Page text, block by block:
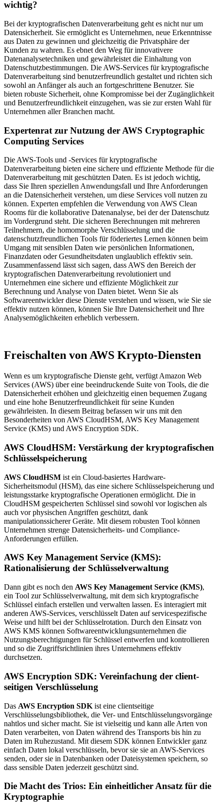
wichtig?
Bei der kryptografischen Datenverarbeitung geht es nicht nur um
Datensicherheit. Sie ermöglicht es Unternehmen, neue Erkenntnisse
aus Daten zu gewinnen und gleichzeitig die Privatsphäre der
Kunden zu wahren. Es ebnet den Weg für innovativere
Datenanalysetechniken und gewährleistet die Einhaltung von
Datenschutzbestimmungen. Die AWS-Services für kryptografische
Datenverarbeitung sind benutzerfreundlich gestaltet und richten sich
sowohl an Anfänger als auch an fortgeschrittene Benutzer. Sie
bieten robuste Sicherheit, ohne Kompromisse bei der Zugänglichkeit
und Benutzerfreundlichkeit einzugehen, was sie zur ersten Wahl für
Unternehmen aller Branchen macht.
Expertenrat zur Nutzung der AWS Cryptographic
Computing Services
Die AWS-Tools und -Services für kryptografische
Datenverarbeitung bieten eine sichere und effiziente Methode für die
Datenverarbeitung mit geschützten Daten. Es ist jedoch wichtig,
dass Sie Ihren speziellen Anwendungsfall und Ihre Anforderungen
an die Datensicherheit verstehen, um diese Services voll nutzen zu
können. Experten empfehlen die Verwendung von AWS Clean
Rooms für die kollaborative Datenanalyse, bei der der Datenschutz
im Vordergrund steht. Die sicheren Berechnungen mit mehreren
Teilnehmern, die homomorphe Verschlüsselung und die
datenschutzfreundlichen Tools für föderiertes Lernen können beim
Umgang mit sensiblen Daten wie persönlichen Informationen,
Finanzdaten oder Gesundheitsdaten unglaublich effektiv sein.
Zusammenfassend lässt sich sagen, dass AWS den Bereich der
kryptografischen Datenverarbeitung revolutioniert und
Unternehmen eine sichere und effiziente Möglichkeit zur
Berechnung und Analyse von Daten bietet. Wenn Sie als
Softwareentwickler diese Dienste verstehen und wissen, wie Sie sie
effektiv nutzen können, können Sie Ihre Datensicherheit und Ihre
Analysemöglichkeiten erheblich verbessern.
Freischalten von AWS Krypto-Diensten
Wenn es um kryptografische Dienste geht, verfügt Amazon Web
Services (AWS) über eine beeindruckende Suite von Tools, die die
Datensicherheit erhöhen und gleichzeitig einen bequemen Zugang
und eine hohe Benutzerfreundlichkeit für seine Kunden
gewährleisten. In diesem Beitrag befassen wir uns mit den
Besonderheiten von AWS CloudHSM, AWS Key Management
Service (KMS) und AWS Encryption SDK.
AWS CloudHSM: Verstärkung der kryptografischen
Schlüsselspeicherung
AWS CloudHSM ist ein Cloud-basiertes Hardware-
Sicherheitsmodul (HSM), das eine sichere Schlüsselspeicherung und
leistungsstarke kryptografische Operationen ermöglicht. Die in
CloudHSM gespeicherten Schlüssel sind sowohl vor logischen als
auch vor physischen Angriffen geschützt, dank
manipulationssicherer Geräte. Mit diesem robusten Tool können
Unternehmen strenge Datensicherheits- und Compliance-
Anforderungen erfüllen.
AWS Key Management Service (KMS):
Rationalisierung der Schlüsselverwaltung
Dann gibt es noch den AWS Key Management Service (KMS),
ein Tool zur Schlüsselverwaltung, mit dem sich kryptografische
Schlüssel einfach erstellen und verwalten lassen. Es interagiert mit
anderen AWS-Services, verschlüsselt Daten auf servicespezifische
Weise und hilft bei der Schlüsselrotation. Durch den Einsatz von
AWS KMS können Softwareentwicklungsunternehmen die
Nutzungsberechtigungen für Schlüssel entwerfen und kontrollieren
und so die Zugriffsrichtlinien ihres Unternehmens effektiv
durchsetzen.
AWS Encryption SDK: Vereinfachung der client-
seitigen Verschlüsselung
Das AWS Encryption SDK ist eine clientseitige
Verschlüsselungsbibliothek, die Ver- und Entschlüsselungsvorgänge
nahtlos und sicher macht. Sie ist vielseitig und kann alle Arten von
Daten verarbeiten, von Daten während des Transports bis hin zu
Daten im Ruhezustand. Mit diesem SDK können Entwickler ganz
einfach Daten lokal verschlüsseln, bevor sie sie an AWS-Services
senden, oder sie in Datenbanken oder Dateisystemen speichern, so
dass sensible Daten jederzeit geschützt sind.
Die Macht des Trios: Ein einheitlicher Ansatz für die
Kryptographie